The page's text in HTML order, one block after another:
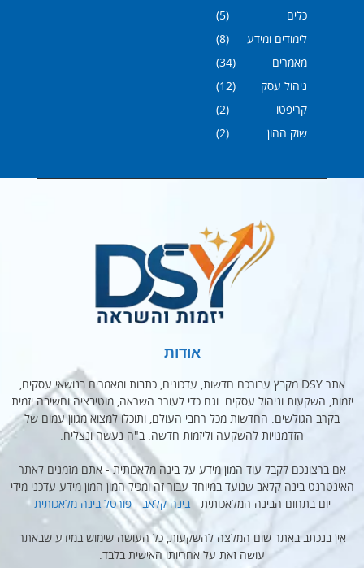
כלים
(5)
לימודים ומידע
(8)
מאמרים
(34)
ניהול עסק
(12)
קריפטו
(2)
שוק ההון
(2)
אודות
אתר DSY מקבץ עבורכם חדשות, עדכונים, כתבות ומאמרים בנושאי עסקים,
יזמות, השקעות וניהול עסקים. וגם כדי לעורר השראה, מוטיבציה וחשיבה יזמית
בקרב הגולשים. החדשות מכל רחבי העולם, ותוכלו למצוא מגוון עמום של
הזדמנויות להשקעה וליזמות חדשה. ב"ה נעשה ונצליח.
אם ברצונכם לקבל עוד המון מידע על בינה מלאכותית - אתם מזמנים לאתר
האינטרנט בינה קלאב שנועד במיוחד עבור זה ומכיל המון המון מידע עדכני מידי
יום בתחום הבינה המלאכותית -בינה קלאב - פורטל בינה מלאכותית
אין בנכתב באתר שום המלצה להשקעות, כל העושה שימוש במידע שבאתר
עושה זאת על אחריותו האישית בלבד.